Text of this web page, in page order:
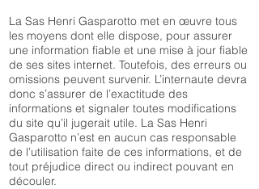
La Sas Henri Gasparotto met en œuvre tous
les moyens dont elle dispose, pour assurer
une information fiable et une mise à jour fiable
de ses sites internet. Toutefois, des erreurs ou
omissions peuvent survenir. L’internaute devra
donc s’assurer de l’exactitude des
informations et signaler toutes modifications
du site qu’il jugerait utile. La Sas Henri
Gasparotto n’est en aucun cas responsable
de l’utilisation faite de ces informations, et de
tout préjudice direct ou indirect pouvant en
découler.